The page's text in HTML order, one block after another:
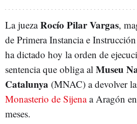
La juezaRocío Pilar Vargas,
de Primera Instancia e
ha dictado hoy la orden de
sentencia que obliga al Museu
Catalunya (MNAC) a devolver
Monasterio de Sijenaa Aragón
meses.